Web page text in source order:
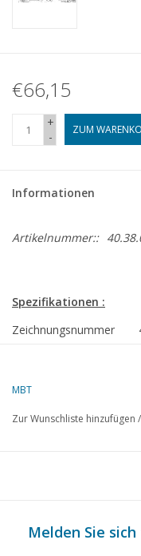
€66,15
+
-
ZUM
Informationen
Artikelnummer::
Spezifikationen :
Zeichnungsnummer
Beschreibung
Anzahl Blätter A00
MBT
Zur Wunschliste hinzufügen /
Melden Sie